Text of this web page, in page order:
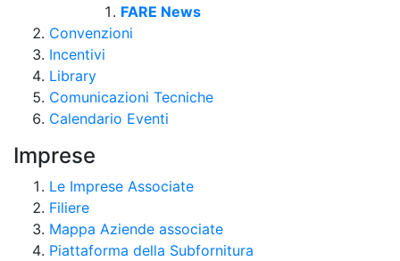
FARE News
Convenzioni
Incentivi
Library
Comunicazioni Tecniche
Calendario Eventi
Imprese
Le Imprese Associate
Filiere
Mappa Aziende associate
Piattaforma della Subfornitura